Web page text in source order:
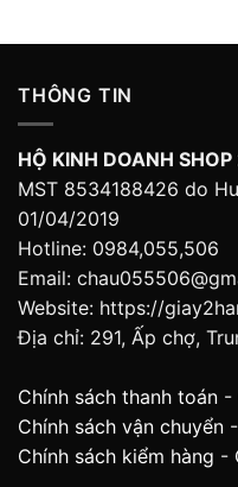
THÔNG TIN
HỘ KINH DOANH
MST 8534188426 do
01/04/2019
Hotline: 0984,055,506
Email:
Website: https://
Địa chỉ: 291, Ấp chợ,
Chính sách thanh toán -
Chính sách vận chuyển -
Chính sách kiểm hàng -